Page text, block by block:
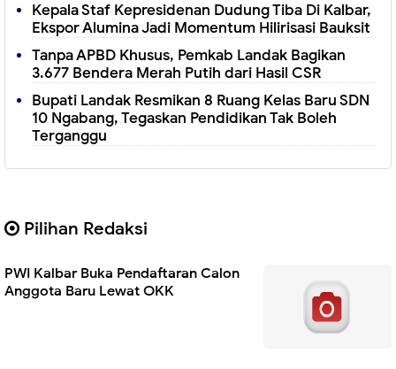
Kepala Staf Kepresidenan Dudung Tiba Di Kalbar,
Ekspor Alumina Jadi Momentum Hilirisasi Bauksit
Tanpa APBD Khusus, Pemkab Landak Bagikan
3.677 Bendera Merah Putih dari Hasil CSR
Bupati Landak Resmikan 8 Ruang Kelas Baru SDN
10 Ngabang, Tegaskan Pendidikan Tak Boleh
Terganggu
Pilihan Redaksi
PWI Kalbar Buka Pendaftaran Calon
Anggota Baru Lewat OKK